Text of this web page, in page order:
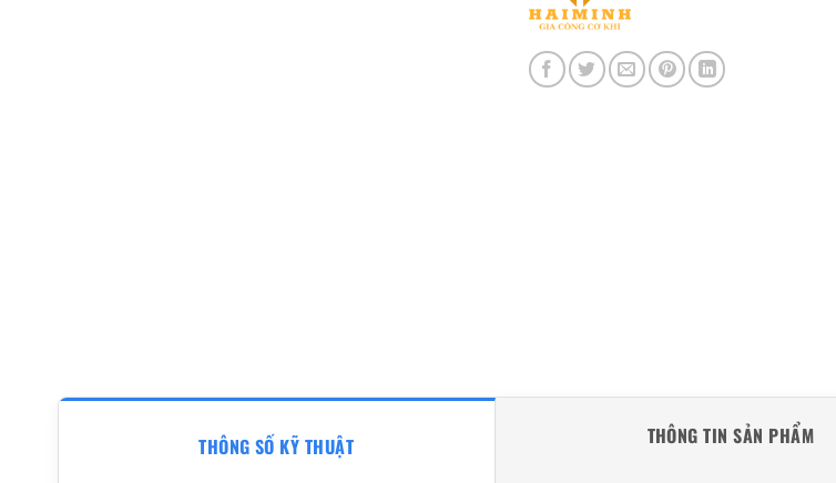
THÔNG SỐ KỸ THUẬT THÔNG TIN SẢN PHẨM